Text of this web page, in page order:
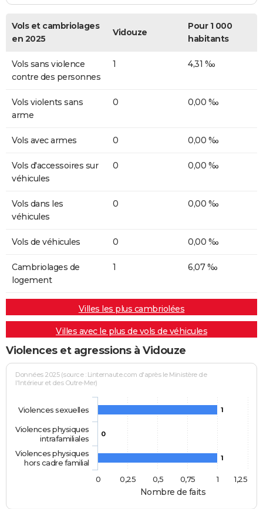
Vols et cambriolages
en 2025
Vidouze
Pour 1 000
habitants
Vols sans violence
contre des personnes
1 4,31 ‰
Vols violents sans
arme
0 0,00 ‰
Vols avec armes 0 0,00 ‰
Vols d'accessoires sur
véhicules
0 0,00 ‰
Vols dans les
véhicules
0 0,00 ‰
Vols de véhicules 0 0,00 ‰
Cambriolages de
logement
1 6,07 ‰
Villes les plus cambriolées
Villes avec le plus de vols de véhicules
Violences et agressions à Vidouze
Nombre de faits
Données 2025 (source : Linternaute.com d'après le Ministère de
l'Intérieur et des Outre-Mer)
1
0
1
Violences sexuelles
Violences physiques
intrafamiliales
Violences physiques
hors cadre familial
0
1
0,25 0,5 0,75 1,25